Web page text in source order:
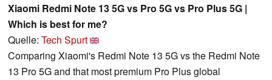
Xiaomi Redmi Note 13 5G vs Pro 5G vs Pro Plus 5G |
Which is best for me?
Quelle: Tech Spurt
Comparing Xiaomi's Redmi Note 13 5G vs the Redmi Note
13 Pro 5G and that most premium Pro Plus global